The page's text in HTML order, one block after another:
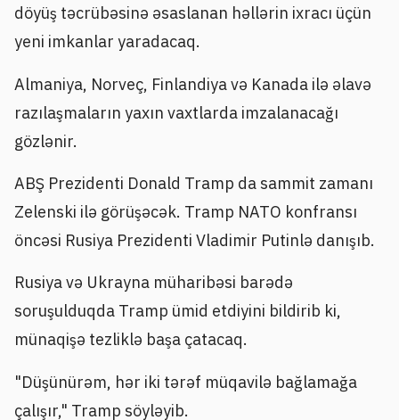
döyüş təcrübəsinə əsaslanan həllərin ixracı üçün
yeni imkanlar yaradacaq.
Almaniya, Norveç, Finlandiya və Kanada ilə əlavə
razılaşmaların yaxın vaxtlarda imzalanacağı
gözlənir.
ABŞ Prezidenti Donald Tramp da sammit zamanı
Zelenski ilə görüşəcək. Tramp NATO konfransı
öncəsi Rusiya Prezidenti Vladimir Putinlə danışıb.
Rusiya və Ukrayna müharibəsi barədə
soruşulduqda Tramp ümid etdiyini bildirib ki,
münaqişə tezliklə başa çatacaq.
"Düşünürəm, hər iki tərəf müqavilə bağlamağa
çalışır," Tramp söyləyib.